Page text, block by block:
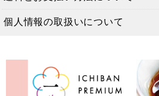
個人情報の取扱いについて